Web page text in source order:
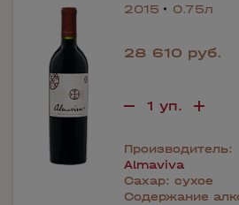
2015 0.75л
28 610 руб.
Производитель:
Almaviva
Сахар: сухое
Содержание